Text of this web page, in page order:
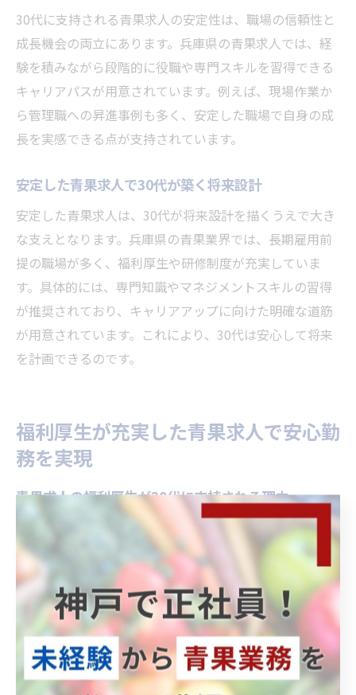
30代に支持される青果求人の安定性は、職場の信頼性と
成長機会の両立にあります。兵庫県の青果求人では、経
験を積みながら段階的に役職や専門スキルを習得できる
キャリアパスが用意されています。例えば、現場作業か
ら管理職への昇進事例も多く、安定した職場で自身の成
長を実感できる点が支持されています。
安定した青果求人で30代が築く将来設計
安定した青果求人は、30代が将来設計を描くうえで大き
な支えとなります。兵庫県の青果業界では、長期雇用前
提の職場が多く、福利厚生や研修制度が充実していま
す。具体的には、専門知識やマネジメントスキルの習得
が推奨されており、キャリアアップに向けた明確な道筋
が用意されています。これにより、30代は安心して将来
を計画できるのです。
福利厚生が充実した青果求人で安心勤
務を実現
青果求人の福利厚生が30代に支持される理由
青果求人の福利厚生が30代に支持されるのは、安定した
生活基盤を提供し、仕事と家庭の両立を可能にするため
です。特に兵庫県の青果業界では、健康保険や有給休暇
の充実、育児支援制度などが整っているため、30代の働
き盛り世代に安心感を与えています。これにより、長期
的なキャリア形成が期待できる環境が整っているので
す。